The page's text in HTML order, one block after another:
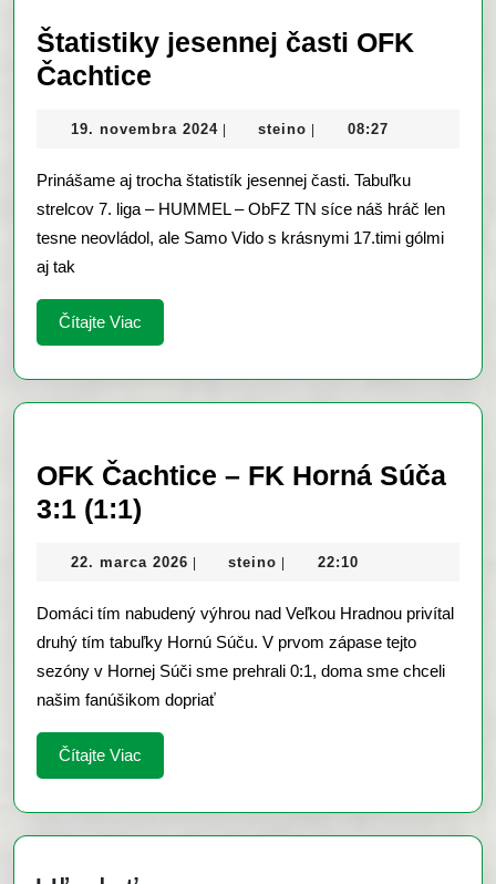
Štatistiky jesennej časti OFK
Čachtice
časti
OFK
Čachtice
19. novembra 202419.
| steino steino
| 08:27
Prinášame aj trocha štatistík jesennej časti. Tabuľku
strelcov 7. liga – HUMMEL – ObFZ TN síce náš hráč len
tesne neovládol, ale Samo Vido s krásnymi 17.timi gólmi
aj tak
Čítajte Viac
Viac
OFK Čachtice – FK Horná Súča
3:1 (1:1)
–
FK
Horná
Súča
3:1
(1:1)
22. marca 2026 22.
| steino steino
| 22:10
Domáci tím nabudený výhrou nad Veľkou Hradnou privítal
druhý tím tabuľky Hornú Súču. V prvom zápase tejto
sezóny v Hornej Súči sme prehrali 0:1, doma sme chceli
našim fanúšikom dopriať
Čítajte Viac
Viac